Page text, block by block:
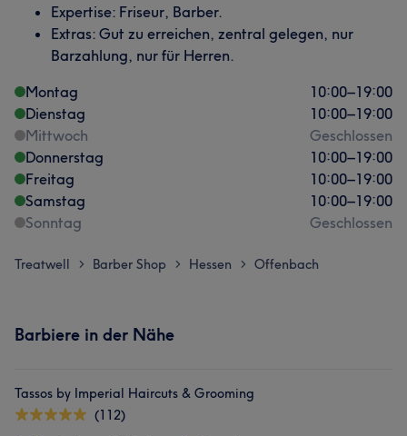
Expertise: Friseur, Barber.
Extras: Gut zu erreichen, zentral gelegen, nur
Barzahlung, nur für Herren.
Montag
10:00–19:00
Dienstag
10:00–19:00
Mittwoch
Geschlossen
Donnerstag
10:00–19:00
Freitag
10:00–19:00
Samstag
10:00–19:00
Sonntag
Geschlossen
Treatwell > Barber Shop > Hessen > Offenbach
Barbiere in der Nähe
Tassos by Imperial Haircuts & Grooming
(112)